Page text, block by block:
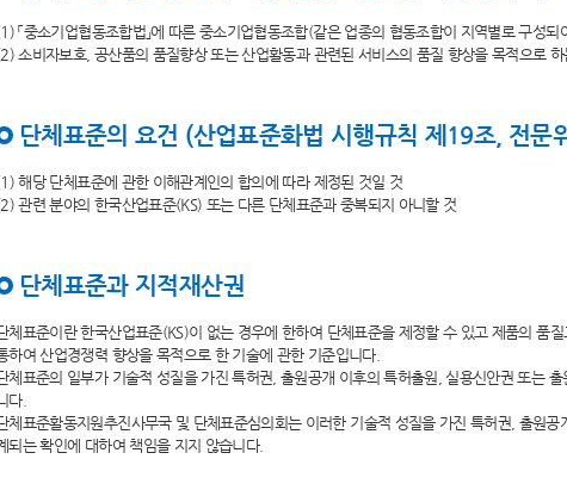
「중소기업협동조합법」에 따른 중소기업협동조합(같은 업종의 협동조합이 지역별로 구성
소비자보호, 공산품의 품질향상 또는 산업활동과 관련된 서비스의 품질 향상을 목적으로
단체표준의 요건 (산업표준화법 시행규칙 제19조, 전문
해당 단체표준에 관한 이해관계인의 합의에 따라 제정된 것일 것
관련 분야의 한국산업표준(KS) 또는 다른 단체표준과 중복되지 아니할 것
단체표준과 지적재산권
체표준이란 한국산업표준(KS)이 없는 경우에 한하여 단체표준을 제정할 수 있고 제품의 품
하여 산업경쟁력 향상을 목적으로 한 기술에 관한 기준입니다.
체표준의 일부가 기술적 성질을 가진 특허권, 출원공개 이후의 특허출원, 실용신안권 또는
다.
체표준활동지원추진사무국 및 단체표준심의회는 이러한 기술적 성질을 가진 특허권, 출원
되는 확인에 대하여 책임을 지지 않습니다.